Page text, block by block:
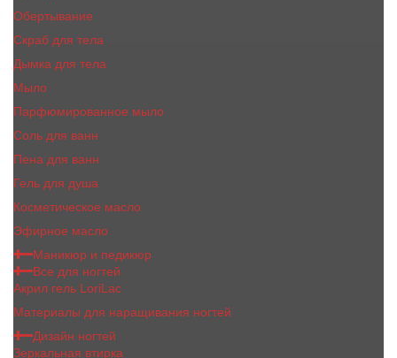
Обертывание
Скраб для тела
Дымка для тела
Мыло
Парфюмированное мыло
Соль для ванн
Пена для ванн
Гель для душа
Косметическое масло
Эфирное масло
Маникюр и педикюр
Все для ногтей
Акрил гель LoriLac
Материалы для наращивания ногтей
Дизайн ногтей
Зеркальная втирка